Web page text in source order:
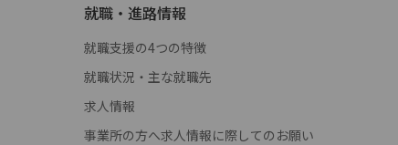
就職・進路情報
就職支援の4つの特徴
就職状況・主な就職先
求人情報
事業所の方へ求人情報に際してのお願い